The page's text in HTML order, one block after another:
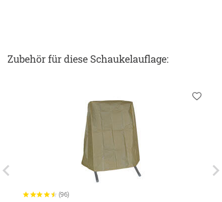
Zubehörfür diese Schaukelauflage:
(96)